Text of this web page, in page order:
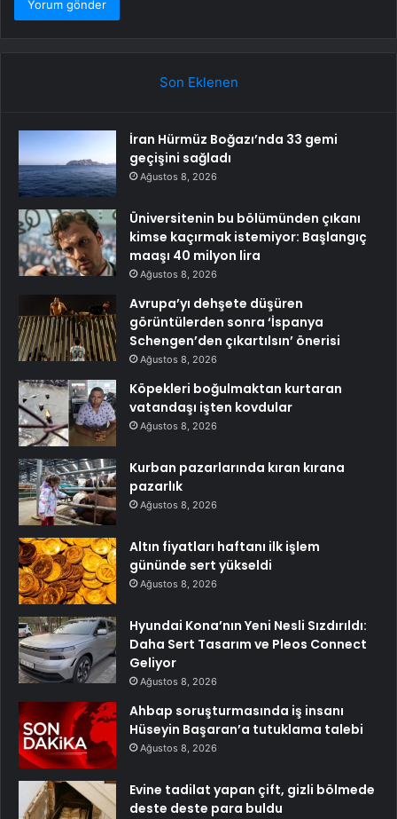
Son Eklenen
İran Hürmüz Boğazı’nda 33 gemi
geçişini sağladı
Ağustos 8, 2026
Üniversitenin bu bölümünden çıkanı
kimse kaçırmak istemiyor: Başlangıç
maaşı 40 milyon lira
Ağustos 8, 2026
Avrupa’yı dehşete düşüren
görüntülerden sonra ‘İspanya
Schengen’den çıkartılsın’ önerisi
Ağustos 8, 2026
Köpekleri boğulmaktan kurtaran
vatandaşı işten kovdular
Ağustos 8, 2026
Kurban pazarlarında kıran kırana
pazarlık
Ağustos 8, 2026
Altın fiyatları haftanı ilk işlem
gününde sert yükseldi
Ağustos 8, 2026
Hyundai Kona’nın Yeni Nesli Sızdırıldı:
Daha Sert Tasarım ve Pleos Connect
Geliyor
Ağustos 8, 2026
Ahbap soruşturmasında iş insanı
Hüseyin Başaran’a tutuklama talebi
Ağustos 8, 2026
Evine tadilat yapan çift, gizli bölmede
deste deste para buldu